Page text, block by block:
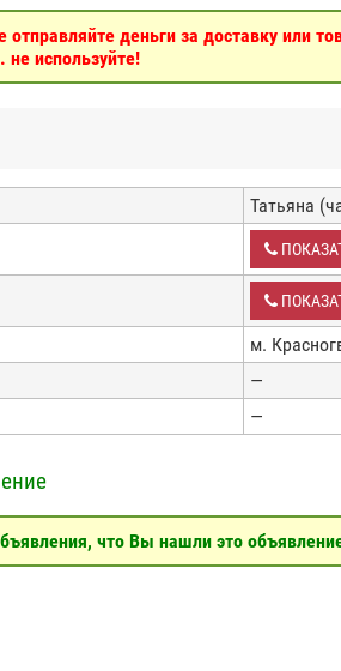
деньги за доставку или
не используйте!
Татьяна
м.
—
—
что Вы нашли это